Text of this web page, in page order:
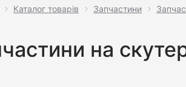
Каталог товарів Запчастини
на